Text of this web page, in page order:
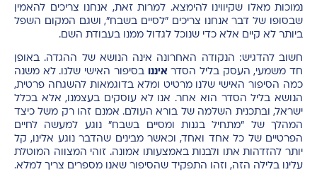
נמוכות מאלו שקיווינו להימצא. למרות זאת, אנחנו צריכים להאמין
שבסופו של דבר אנחנו צריכים "לסיים בשבח", ושגם המקום השפל
ביותר לא קיים אלא כדי שנוכל לגדול ממנו בעבודת השם.
חשוב להדגיש: הנקודה האחרונה אינה הנושא של ההגדה. באופן
חד משמעי, העסק בליל הסדר איננובסיפור האישי שלנו. לא משנה
כמה הסיפור האישי שלנו מרטיט ומלא בדוגמאות להשגחה פרטית,
הנושא בליל הסדר הוא אחר. אנו לא עוסקים בעצמנו, אלא בכלל
ישראל, ובתכנית השלמה של בורא העולם. אמנם זהו רק משל כיצד
המהלך של "מתחיל בגנות ומסיים בשבח" נוגע למעשה לחיים
הפרטיים של כל אחד ואחד, וכאשר מבינים שהדבר נוגע אלינו, קל
יותר להזדהות אתו ולבנות באמצעותו אמונה. זוהי המצווה המוטלת
עלינו בלילה הזה, וזהו התפקיד שהסיפור שאנו מספרים צריך למלא.